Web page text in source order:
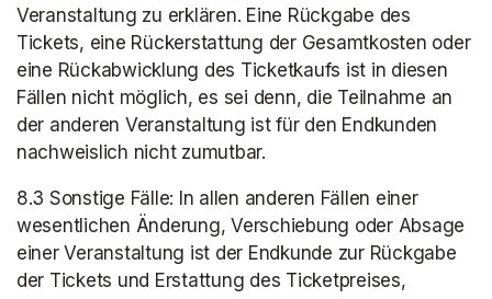
Veranstaltung zu erklären. Eine Rückgabe des
Tickets, eine Rückerstattung der Gesamtkosten oder
eine Rückabwicklung des Ticketkaufs ist in diesen
Fällen nicht möglich, es sei denn, die Teilnahme an
der anderen Veranstaltung ist für den Endkunden
nachweislich nicht zumutbar.
8.3 Sonstige Fälle: In allen anderen Fällen einer
wesentlichen Änderung, Verschiebung oder Absage
einer Veranstaltung ist der Endkunde zur Rückgabe
der Tickets und Erstattung des Ticketpreises,